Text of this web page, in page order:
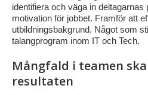
identifiera och väga in deltagarnas
motivation för jobbet. Framför att
utbildningsbakgrund. Något som
talangprogram inom IT och Tech.
Mångfald i teamen
resultaten